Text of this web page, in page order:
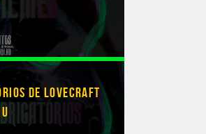
DE LOVECRAFT